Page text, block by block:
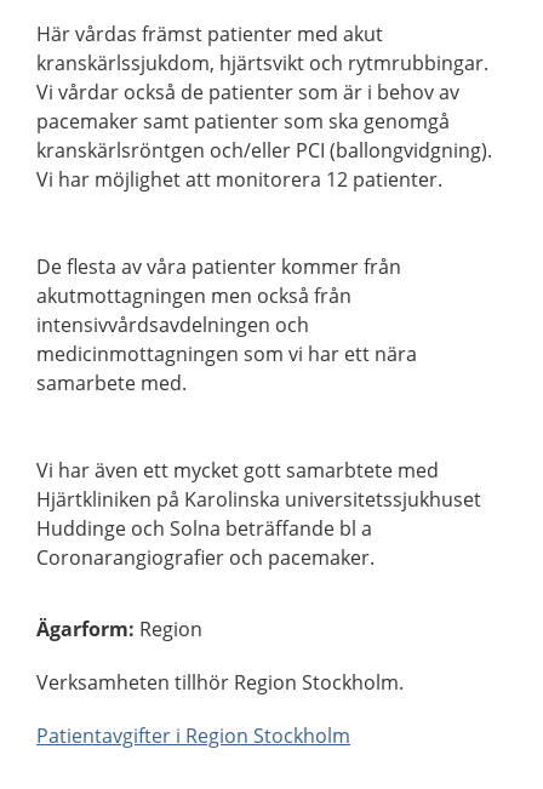
Här vårdas främst patienter med akut
kranskärlssjukdom, hjärtsvikt och rytmrubbingar.
Vi vårdar också de patienter som är i behov av
pacemaker samt patienter som ska genomgå
kranskärlsröntgen och/eller PCI (ballongvidgning).
Vi har möjlighet att monitorera 12 patienter.
De flesta av våra patienter kommer från
akutmottagningen men också från
intensivvårdsavdelningen och
medicinmottagningen som vi har ett nära
samarbete med.
Vi har även ett mycket gott samarbtete med
Hjärtkliniken på Karolinska universitetssjukhuset
Huddinge och Solna beträffande bl a
Coronarangiografier och pacemaker.
Ägarform: Region
Verksamheten tillhör Region Stockholm.
Patientavgifter i Region Stockholm